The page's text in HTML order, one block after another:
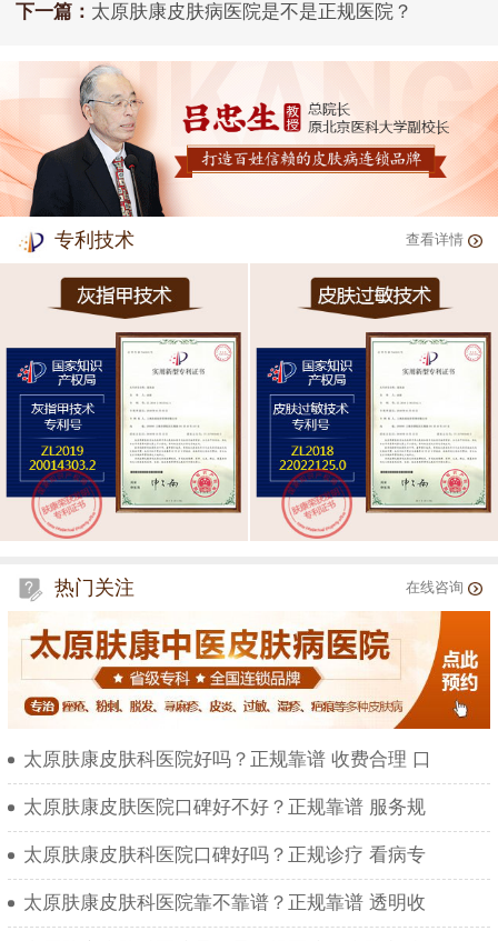
下一篇： 太原肤康皮肤病医院是不是正规医院？
专利技术 查看详情
热门关注 在线咨询
太原肤康皮肤科医院好吗？正规靠谱 收费合理 口
太原肤康皮肤医院口碑好不好？正规靠谱 服务规
太原肤康皮肤科医院口碑好吗？正规诊疗 看病专
太原肤康皮肤科医院靠不靠谱？正规靠谱 透明收